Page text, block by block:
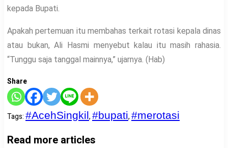
kepada Bupati.
Apakah pertemuan itu membahas terkait rotasi kepala dinas
atau bukan, Ali Hasmi menyebut kalau itu masih rahasia.
“Tunggu saja tanggal mainnya,” ujarnya. (Hab)
Share
Tags:#AcehSingkil,#bupati,#merotasi
Read more articles